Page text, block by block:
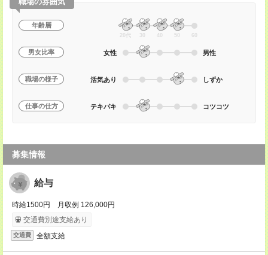
年齢層
20代 30 40 50 60
男女比率 女性 男性
職場の様子 活気あり しずか
仕事の仕方 テキパキ コツコツ
募集情報
給与
時給1500円 月収例 126,000円
交通費別途支給あり
交通費 全額支給